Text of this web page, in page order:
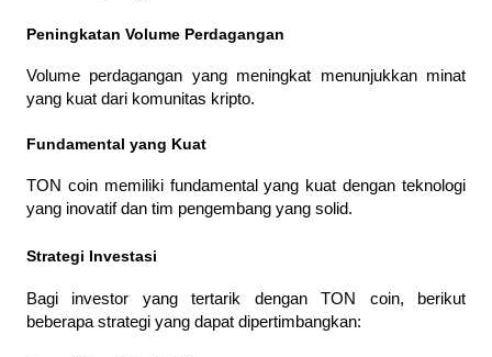
Peningkatan Volume Perdagangan
Volume perdagangan yang meningkat menunjukkan minat
yang kuat dari komunitas kripto.
Fundamental yang Kuat
TON coin memiliki fundamental yang kuat dengan teknologi
yang inovatif dan tim pengembang yang solid.
Strategi Investasi
Bagi investor yang tertarik dengan TON coin, berikut
beberapa strategi yang dapat dipertimbangkan: